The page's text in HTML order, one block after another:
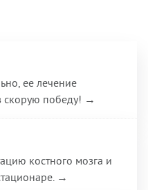
ее лечение
скорую победу! →
костного мозга и
→